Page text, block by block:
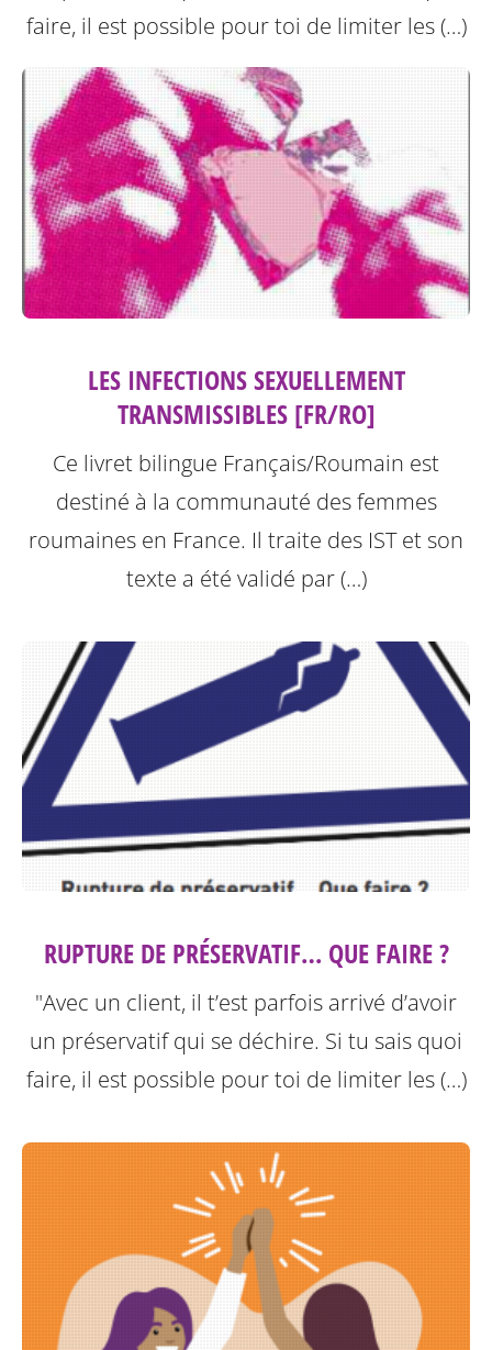
faire, il est possible pour toi de limiter les (…)
LES INFECTIONS SEXUELLEMENT
TRANSMISSIBLES [FR/RO]
Ce livret bilingue Français/Roumain est
destiné à la communauté des femmes
roumaines en France. Il traite des IST et son
texte a été validé par (…)
RUPTURE DE PRÉSERVATIF… QUE FAIRE ?
"Avec un client, il t’est parfois arrivé d’avoir
un préservatif qui se déchire. Si tu sais quoi
faire, il est possible pour toi de limiter les (…)